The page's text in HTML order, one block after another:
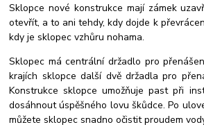
Sklopce nové konstrukce mají zámek
otevřít, a to ani tehdy, kdy dojde k
kdy je sklopec vzhůru nohama.
Sklopec má centrální držadlo pro
krajích sklopce další dvě držadla pro
Konstrukce sklopce umožňuje past při
dosáhnout úspěšného lovu škůdce. Po
můžete sklopec snadno očistit proudem